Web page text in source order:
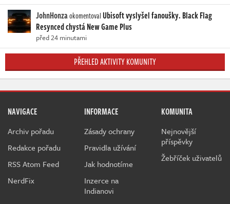
JohnHonzaokomentovalUbisoft vyslyšel fanoušky. Black Flag
Resynced chystá New Game Plus
před 24 minutami
PŘEHLED AKTIVITY KOMUNITY
NAVIGACE
Archiv pořadu
Redakce pořadu
RSS Atom Feed
NerdFix
INFORMACE
Zásady ochrany
Pravidla užívání
Jak hodnotíme
Inzerce na
Indianovi
KOMUNITA
Nejnovější
příspěvky
Žebříček uživatelů